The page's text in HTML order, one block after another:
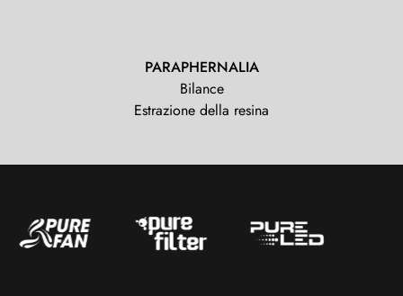
PARAPHERNALIA
Bilance
Estrazione della resina